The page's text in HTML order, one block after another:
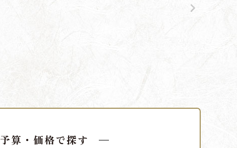
予算・価格で探す